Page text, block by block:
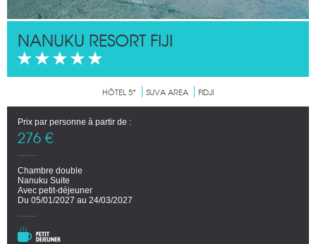
NANUKU RESORT FIJI
HÔTEL 5* SUVA AREA FIDJI
Prix par personne à partir de :
276 €
Chambre double
Nanuku Suite
Avec petit-déjeuner
Du 05/01/2027 au 24/03/2027